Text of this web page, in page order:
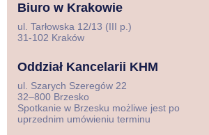
Biuro w Krakowie
ul. Tarłowska 12/13 (III p.)
31-102 Kraków
Oddział Kancelarii KHM
ul. Szarych Szeregów 22
32–800 Brzesko
Spotkanie w Brzesku możliwe jest po
uprzednim umówieniu terminu